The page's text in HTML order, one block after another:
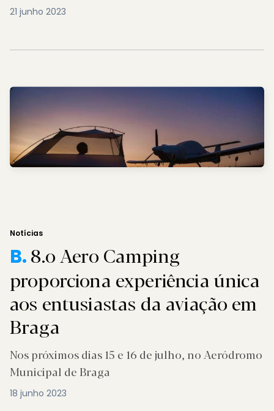
21 junho 2023
Notícias
B.8.o Aero Camping
proporciona experiência única
aos entusiastas da aviação em
Braga
Nos próximos dias 15 e 16 de julho, no Aeródromo
Municipal de Braga
18 junho 2023